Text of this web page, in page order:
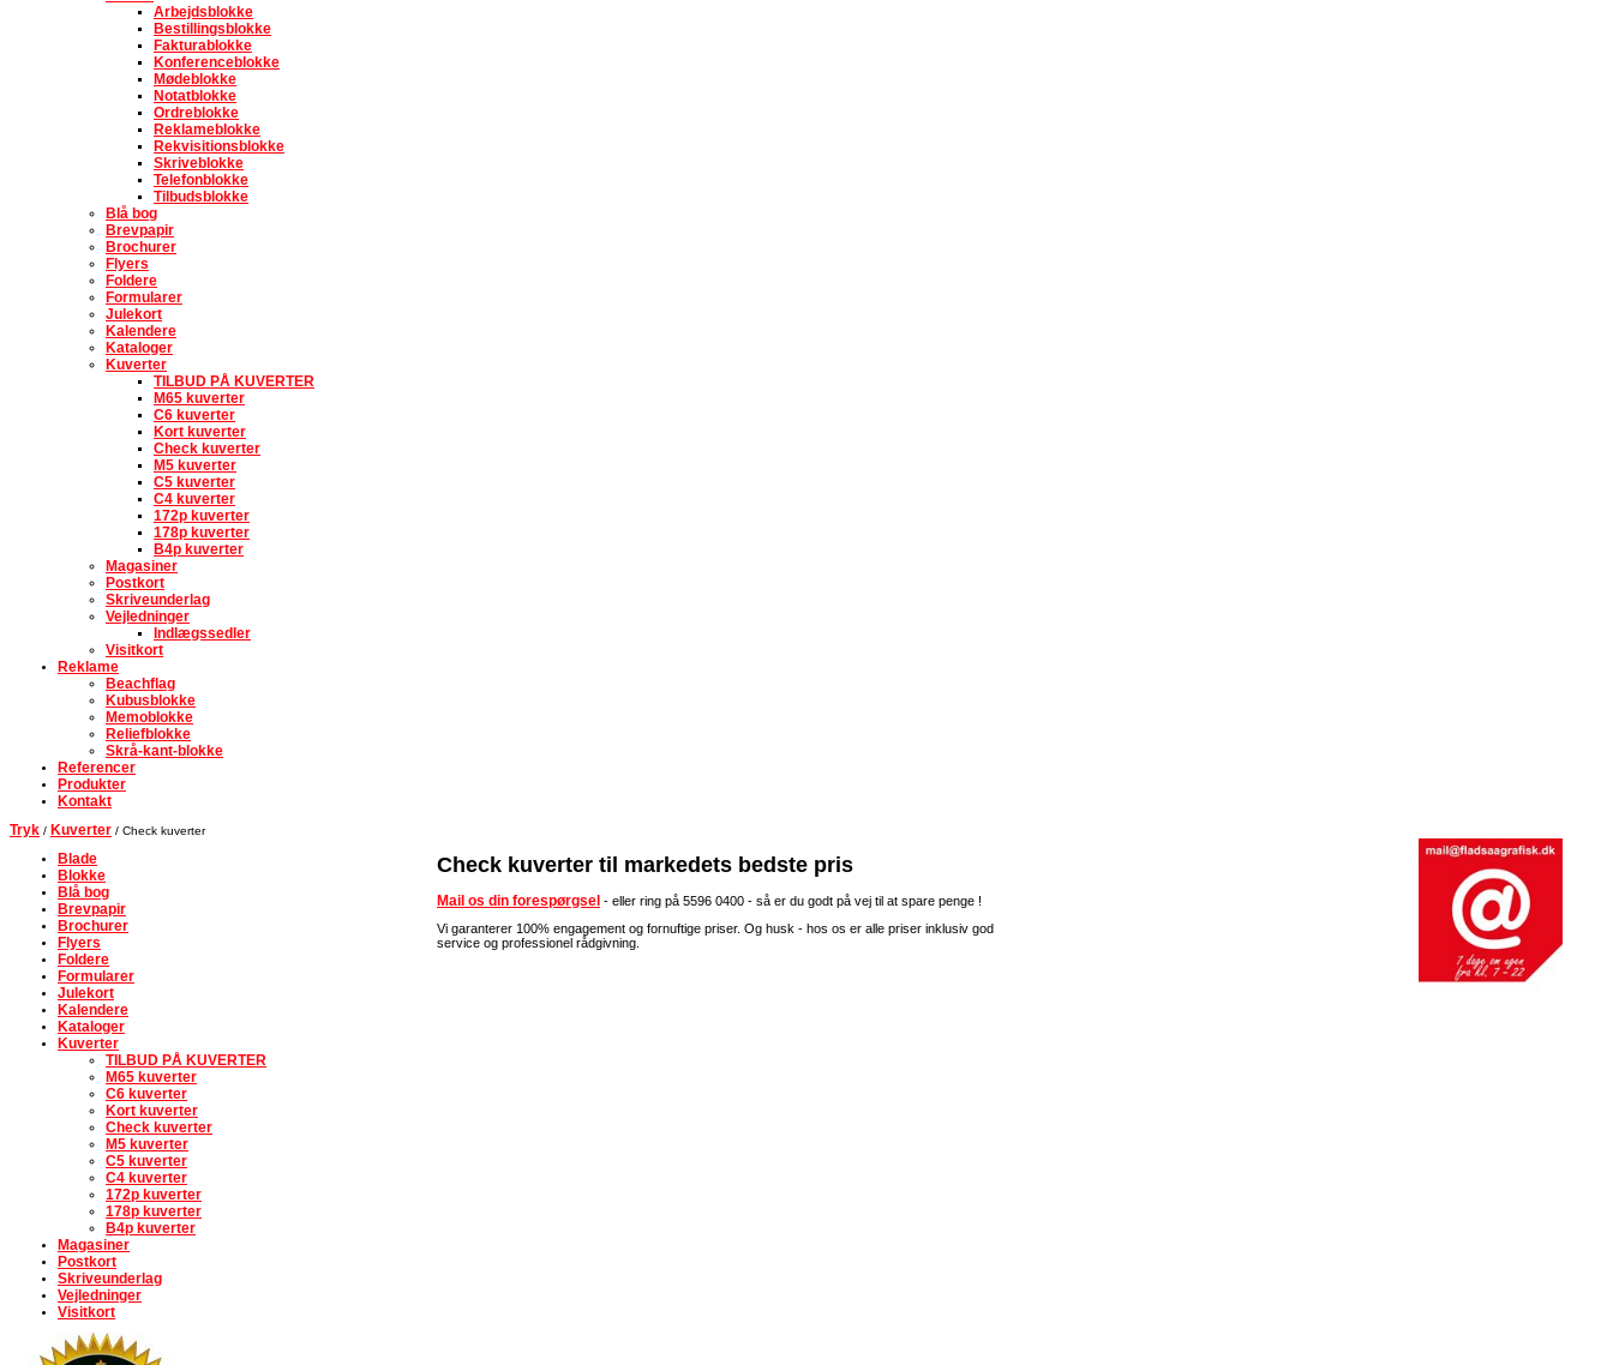
Arbejdsblokke
Bestillingsblokke
Fakturablokke
Konferenceblokke
Mødeblokke
Notatblokke
Ordreblokke
Reklameblokke
Rekvisitionsblokke
Skriveblokke
Telefonblokke
Tilbudsblokke
Blå bog
Brevpapir
Brochurer
Flyers
Foldere
Formularer
Julekort
Kalendere
Kataloger
Kuverter
TILBUD PÅ KUVERTER
M65 kuverter
C6 kuverter
Kort kuverter
Check kuverter
M5 kuverter
C5 kuverter
C4 kuverter
172p kuverter
178p kuverter
B4p kuverter
Magasiner
Postkort
Skriveunderlag
Vejledninger
Indlægssedler
Visitkort
Reklame
Beachflag
Kubusblokke
Memoblokke
Reliefblokke
Skrå-kant-blokke
Referencer
Produkter
Kontakt
Tryk / Kuverter / Check kuverter
Blade
Blokke
Blå bog
Brevpapir
Brochurer
Flyers
Foldere
Formularer
Julekort
Kalendere
Kataloger
Kuverter
TILBUD PÅ KUVERTER
M65 kuverter
C6 kuverter
Kort kuverter
Check kuverter
M5 kuverter
C5 kuverter
C4 kuverter
172p kuverter
178p kuverter
B4p kuverter
Magasiner
Postkort
Skriveunderlag
Vejledninger
Visitkort
Check kuverter til markedets bedste pris
Mail os din forespørgsel - eller ring på 5596 0400 - så er du godt på vej til at spare penge !
Vi garanterer 100% engagement og fornuftige priser. Og husk - hos os er alle priser inklusiv god
service og professionel rådgivning.